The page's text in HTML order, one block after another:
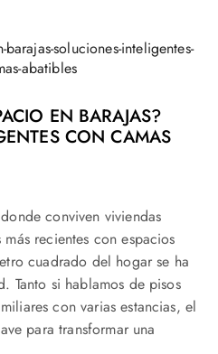
EN BARAJAS?
CON CAMAS
conviven viviendas
recientes con espacios
cuadrado del hogar se ha
Tanto si hablamos de pisos
con varias estancias, el
para transformar una